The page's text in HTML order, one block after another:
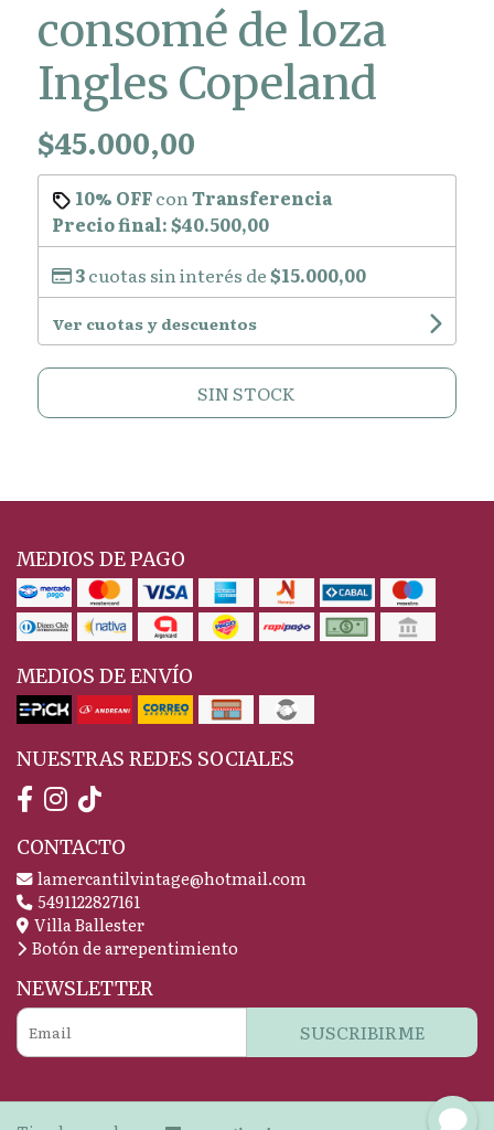
consomé de loza
Ingles Copeland
$45.000,00
10% OFFconTransferencia
Precio final:$40.500,00
3cuotas sin interés de$15.000,00
Ver cuotas y descuentos
SIN STOCK
MEDIOS DE PAGO
MEDIOS DE ENVÍO
NUESTRAS REDES SOCIALES
CONTACTO
lamercantilvintage@hotmail.com
5491122827161
Villa Ballester
Botón de arrepentimiento
NEWSLETTER
SUSCRIBIRME